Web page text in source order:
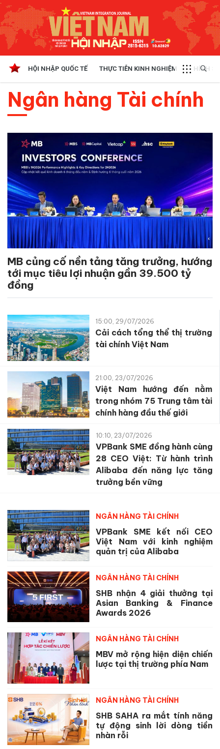
HỘI NHẬP QUỐC TẾ THỰC TIỄN KINH NGHIỆM CHÍNH
Ngân hàng Tài chính
MB củng cố nền tảng tăng trưởng, hướng
tới mục tiêu lợi nhuận gần 39.500 tỷ
đồng
15:00, 29/07/2026
Cải cách tổng thể thị trường
tài chính Việt Nam
21:00, 23/07/2026
Việt Nam hướng đến nằm
trong nhóm 75 Trung tâm tài
chính hàng đầu thế giới
10:10, 23/07/2026
VPBank SME đồng hành cùng
28 CEO Việt: Từ hành trình
Alibaba đến năng lực tăng
trưởng bền vững
NGÂN HÀNG TÀI CHÍNH
VPBank SME kết nối CEO
Việt Nam với kinh nghiệm
quản trị của Alibaba
NGÂN HÀNG TÀI CHÍNH
SHB nhận 4 giải thưởng tại
Asian Banking & Finance
Awards 2026
NGÂN HÀNG TÀI CHÍNH
MBV mở rộng hiện diện chiến
lược tại thị trường phía Nam
NGÂN HÀNG TÀI CHÍNH
SHB SAHA ra mắt tính năng
tự động sinh lời dòng tiền
nhàn rỗi